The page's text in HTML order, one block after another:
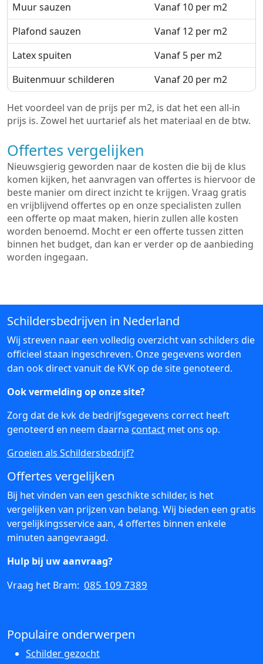
Muur sauzen
Vanaf 10 per m2
Plafond sauzen
Vanaf 12 per m2
Latex spuiten
Vanaf 5 per m2
Buitenmuur schilderen
Vanaf 20 per m2
Het voordeel van de prijs per m2, is dat het een all-in
prijs is. Zowel het uurtarief als het materiaal en de btw.
Offertes vergelijken
Nieuwsgierig geworden naar de kosten die bij de klus
komen kijken, het aanvragen van offertes is hiervoor de
beste manier om direct inzicht te krijgen. Vraag gratis
en vrijblijvend offertes op en onze specialisten zullen
een offerte op maat maken, hierin zullen alle kosten
worden benoemd. Mocht er een offerte tussen zitten
binnen het budget, dan kan er verder op de aanbieding
worden ingegaan.
Schildersbedrijven in Nederland
Wij streven naar een volledig overzicht van schilders die
officieel staan ingeschreven. Onze gegevens worden
dan ook direct vanuit de KVK op de site genoteerd.
Ook vermelding op onze site?
Zorg dat de kvk de bedrijfsgegevens correct heeft
genoteerd en neem daarna contact met ons op.
Groeien als Schildersbedrijf?
Offertes vergelijken
Bij het vinden van een geschikte schilder, is het
vergelijken van prijzen van belang. Wij bieden een gratis
vergelijkingsservice aan, 4 offertes binnen enkele
minuten aangevraagd.
Hulp bij uw aanvraag?
Vraag het Bram: 085 109 7389
Populaire onderwerpen
Schilder gezocht